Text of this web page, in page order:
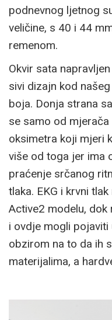
podnevnog ljetnog
veličine, s 40 i 44
remenom.
Okvir sata
sivi dizajn kod
boja. Donja strana
se samo od
oksimetra koji mjeri
više od toga jer ima
praćenje srčanog
tlaka. EKG i krvni
Active2 modelu, dok
i ovdje mogli
obzirom na to da ih
materijalima, a